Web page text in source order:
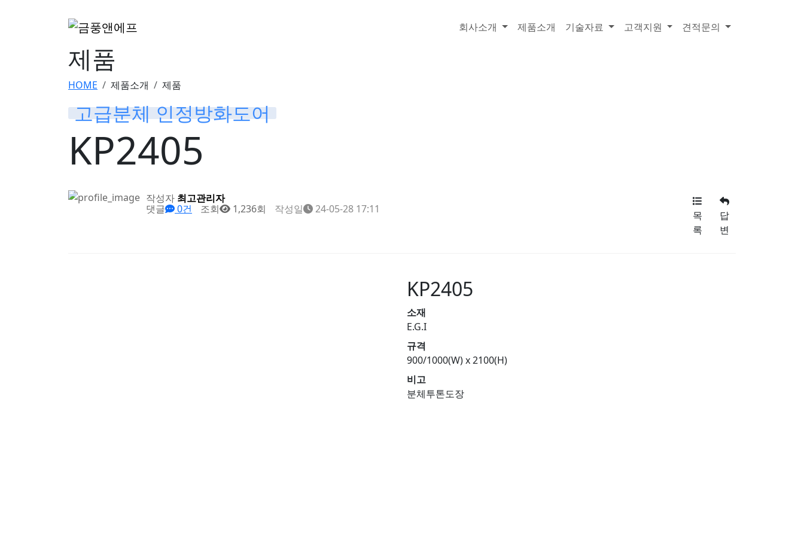
회사소개 제품소개 기술자료 고객지원 견적문의
제품
HOME 제품소개 제품
고급분체 인정방화도어
KP2405
작성자 최고관리자
댓글
0건 조회 1,236회 작성일 24-05-28 17:11
목
록
답
변
KP2405
소재
E.G.I
규격
900/1000(W) x 2100(H)
비고
분체투톤도장